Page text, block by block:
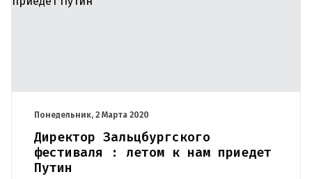
Понедельник, 2 Марта 2020
Директор Зальцбургского
фестиваля : летом к нам приедет
Путин